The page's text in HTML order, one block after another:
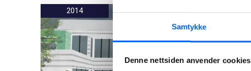
Samtykke
Denne nettsiden anvender cookies
2014